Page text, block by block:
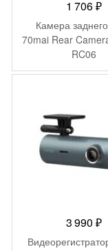
1 706₽
Камера
70mai Rear
RC06
3 990 ₽